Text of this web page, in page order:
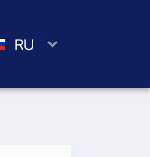
RU